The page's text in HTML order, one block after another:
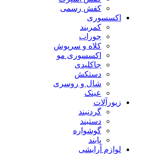
کفش رسمی
اکسسوری
کمربند
جوراب
کلاه و سرپوش
اکسسوری مو
جاکلیدی
دستکش
شال و روسری
عینک
زیورآلات
گردنبند
دستبند
گوشواره
پابند
لوازم آرایشی